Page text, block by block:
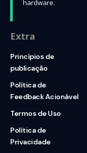
hardware.
Extra
Princípios de
publicação
Política de
Feedback Acionável
Termos de Uso
Política de
Privacidade